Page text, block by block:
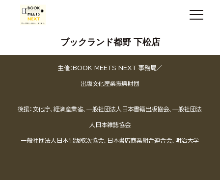
ブックランド都野 下松店
主催：BOOK MEETS NEXT 事務局／
出版文化産業振興財団
後援：文化庁、経済産業省、一般社団法人日本書籍出版協会、一般社団法
人日本雑誌協会
一般社団法人日本出版取次協会、日本書店商業組合連合会、明治大学